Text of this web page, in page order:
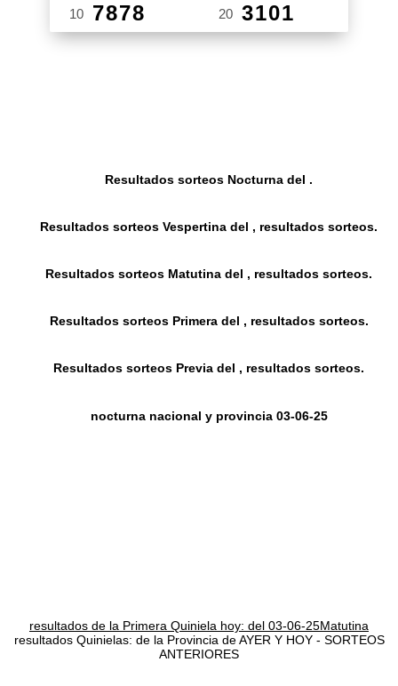
10 7878 20 3101
Resultados sorteos Nocturna del .
Resultados sorteos Vespertina del , resultados sorteos.
Resultados sorteos Matutina del , resultados sorteos.
Resultados sorteos Primera del , resultados sorteos.
Resultados sorteos Previa del , resultados sorteos.
nocturna nacional y provincia 03-06-25
resultados de la Primera Quiniela hoy: del 03-06-25Matutina
resultados Quinielas: de la Provincia de AYER Y HOY - SORTEOS
ANTERIORES